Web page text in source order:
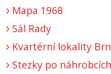
Mapa 1968
Sál Rady
Kvartérní lokality
Stezky po